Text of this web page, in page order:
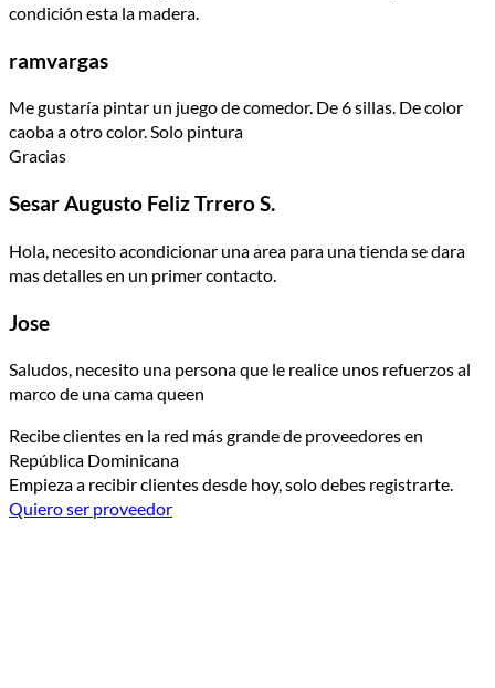
condición esta la madera.
ramvargas
Me gustaría pintar un juego de comedor. De 6 sillas. De color
caoba a otro color. Solo pintura
Gracias
Sesar Augusto Feliz Trrero S.
Hola, necesito acondicionar una area para una tienda se dara
mas detalles en un primer contacto.
Jose
Saludos, necesito una persona que le realice unos refuerzos al
marco de una cama queen
Recibe clientes en la red más grande de proveedores en
República Dominicana
Empieza a recibir clientes desde hoy, solo debes registrarte.
Quiero ser proveedor